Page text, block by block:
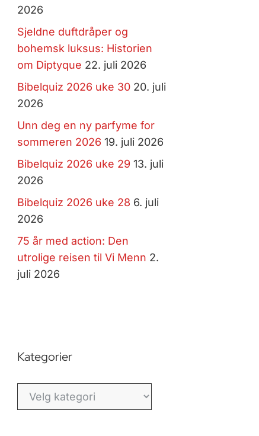
2026
Sjeldne duftdråper og
bohemsk luksus: Historien
om Diptyque 22. juli 2026
Bibelquiz 2026 uke 30 20. juli
2026
Unn deg en ny parfyme for
sommeren 2026 19. juli 2026
Bibelquiz 2026 uke 29 13. juli
2026
Bibelquiz 2026 uke 28 6. juli
2026
75 år med action: Den
utrolige reisen til Vi Menn 2.
juli 2026
Kategorier
Kategorier